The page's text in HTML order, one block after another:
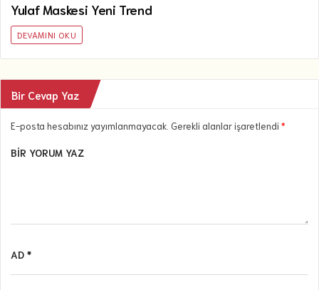
Yulaf Maskesi Yeni Trend
DEVAMINI OKU
Bir Cevap Yaz
E-posta hesabınız yayımlanmayacak. Gerekli alanlar işaretlendi *
BIR YORUM YAZ
AD *